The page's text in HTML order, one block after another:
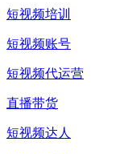
短视频培训
短视频账号
短视频代运营
直播带货
短视频达人